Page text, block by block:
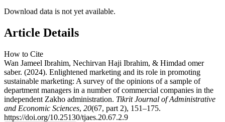
Download data is not yet available.
Article Details
How to Cite
Wan Jameel Ibrahim, Nechirvan Haji Ibrahim, & Himdad omer
saber. (2024). Enlightened marketing and its role in promoting
sustainable marketing: A survey of the opinions of a sample of
department managers in a number of commercial companies in the
independent Zakho administration. Tikrit Journal of Administrative
and Economic Sciences, 20(67, part 2), 151–175.
https://doi.org/10.25130/tjaes.20.67.2.9